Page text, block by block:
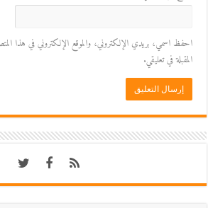
احفظ اسمي، بريدي الإلكتروني، والموقع الإلكتروني في هذا
المقبلة في تعليقي.